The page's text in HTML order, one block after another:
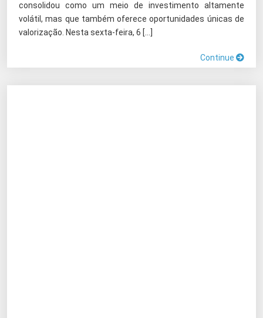
consolidou como um meio de investimento altamente
volátil, mas que também oferece oportunidades únicas de
valorização. Nesta sexta-feira, 6 […]
Continue